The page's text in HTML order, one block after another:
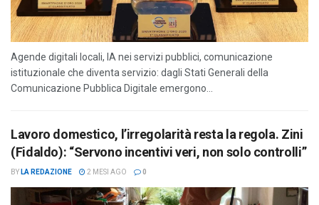
Agende digitali locali, IA nei servizi pubblici, comunicazione
istituzionale che diventa servizio: dagli Stati Generali della
Comunicazione Pubblica Digitale emergono...
Lavoro domestico, l’irregolarità resta la regola. Zini
(Fidaldo): “Servono incentivi veri, non solo controlli”
BY LA REDAZIONE 2 MESI AGO 0